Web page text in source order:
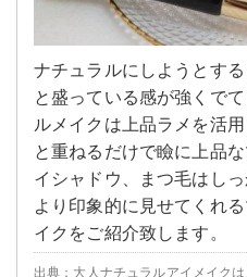
ナチュラルにしようとす
と盛っている感が強くで
ルメイクは上品ラメを活
と重ねるだけで瞼に上品
イシャドウ、まつ毛はし
より印象的に見せてくれ
イクをご紹介致します。
出典：大人ナチュラルアイメイク